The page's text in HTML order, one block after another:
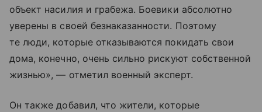
объект насилия и грабежа. Боевики абсолютно
уверены в своей безнаказанности. Поэтому
те люди, которые отказываются покидать свои
дома, конечно, очень сильно рискуют собственной
жизнью», — отметил военный эксперт.
Он также добавил, что жители, которые